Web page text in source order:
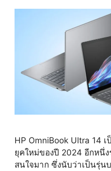
HP OmniBook Ultra 14
ยุคใหม่ของปี 2024 อีกหนึ่
สนใจมาก ซึ่งนับว่าเป็นรุ่น